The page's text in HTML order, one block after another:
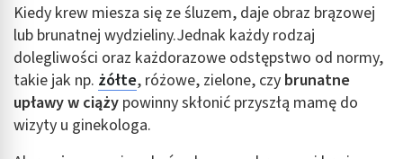
Kiedy krew miesza się ze śluzem, daje obraz brązowej
lub brunatnej wydzieliny.Jednak każdy rodzaj
dolegliwości oraz każdorazowe odstępstwo od normy,
takie jak np. żółte, różowe, zielone, czy brunatne
upławy w ciąży powinny skłonić przyszłą mamę do
wizyty u ginekologa.
Wykorzystywanie profili w celu doboru
spersonalizowanych treści
Pomiar efektywności reklam
Pomiar efektywności treści